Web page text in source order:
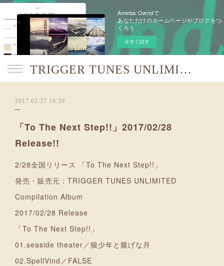
Ameba Owndで
あなただけのホームページやブログをつ
くろう
今すぐ試す
TRIGGER TUNES UNLIMITED【TTU】
2017.02.27 16:59
「To The Next Step!!」2017/02/28
Release!!
2/28全国リリース 「To The Next Step!!」
発売・販売元：TRIGGER TUNES UNLIMITED
Compilation Album
2017/02/28 Release
「To The Next Step!!」
01.seaside theater／狼少年と朧げな月
02.SpellVind／FALSE